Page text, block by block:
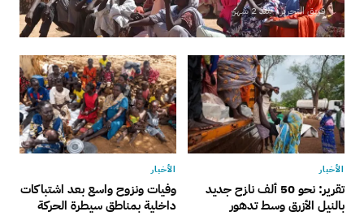
فريق التحرير · منذ 2 شهر
الأخبار
تقرير: نحو 50 ألف نازح جديد
بالنيل الأزرق وسط تدهور
الأخبار
وفيات ونزوح واسع بعد اشتباكات
داخلية بمناطق سيطرة الحركة